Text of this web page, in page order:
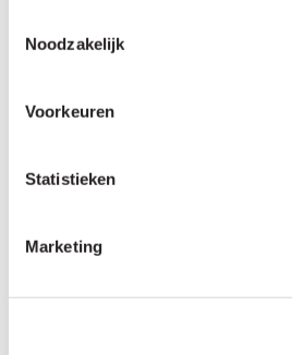
Noodzakelijk
Voorkeuren
Statistieken
Marketing
What does autosomal recessive inheritance mean?
Is preimplantation genetic testing possible?
What genetic counselling options are available?
Can future children be tested during pregnancy?